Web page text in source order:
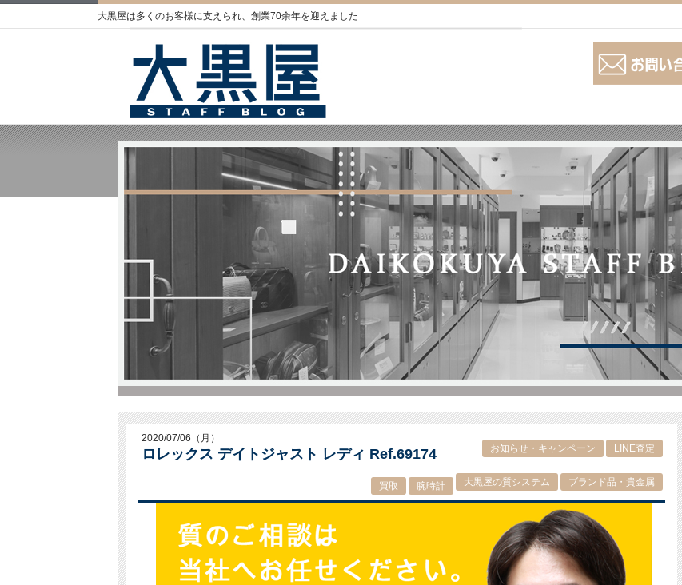
大黒屋は多くのお客様に支えられ、創業70余年を迎えました
2020/07/06（月）
ロレックス デイトジャスト レディ Ref.69174 LINE査定
お知らせ・キャンペーン
ブランド品・貴金属
大黒屋の質システム
腕時計
買取